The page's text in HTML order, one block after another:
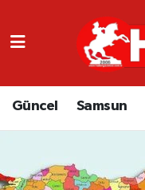
Güncel Samsun
GÜNCEL
SAMSUN
EKONOMİ